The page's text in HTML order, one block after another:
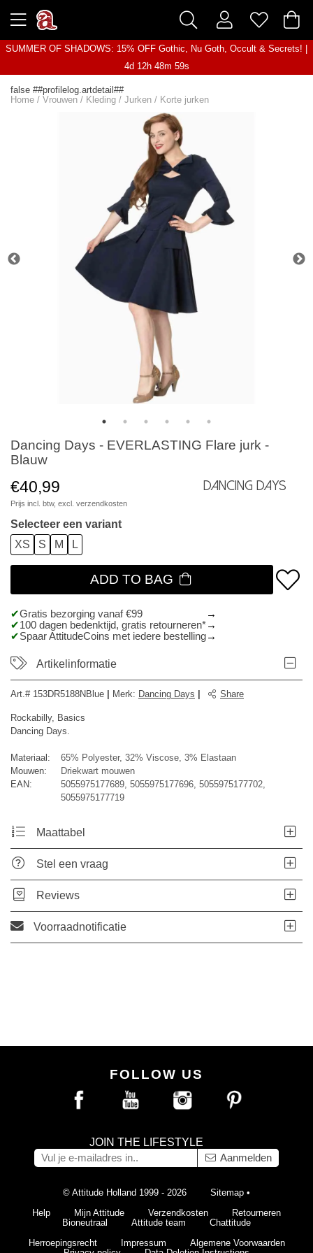
SUMMER OF SHADOWS: 15% OFF Gothic, Nu Goth, Occult & Secrets! |
4d 12h 48m 59s
false ##profilelog.artdetail##
Home / Vrouwen / Kleding / Jurken / Korte jurken
Dancing Days - EVERLASTING Flare jurk -
Blauw
€40,99
Prijs incl. btw, excl. verzendkosten
Dancing Days
Selecteer een variant
XS
S M L
ADD TO BAG
Gratis bezorging vanaf €99
100 dagen bedenktijd, gratis retourneren*
Spaar AttitudeCoins met iedere bestelling
Artikelinformatie
Art.# 153DR5188NBlue Merk: Dancing Days Share
Rockabilly, Basics
Dancing Days.
Materiaal:
65% Polyester, 32% Viscose, 3% Elastaan
Mouwen:
Driekwart mouwen
EAN:
5055975177689, 5055975177696, 5055975177702,
5055975177719
Maattabel
Stel een vraag
Reviews
Voorraadnotificatie
FOLLOW US
JOIN THE LIFESTYLE
Aanmelden
© Attitude Holland 1999 - 2026 Sitemap •
Help
Mijn Attitude Verzendkosten
Retourneren
Bioneutraal
Attitude team
Chattitude
Herroepingsrecht
Impressum
Algemene Voorwaarden